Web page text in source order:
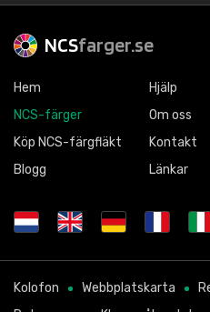
NCSfarger.se
Hem
NCS-färger
Köp NCS-färgfläkt
Blogg
Hjälp
Om oss
Kontakt
Länkar
Kolofon Webbplatskarta